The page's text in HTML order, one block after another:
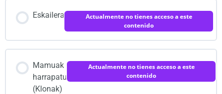
Eskailera
Actualmente no tienes acceso a este
contenido
Mamuak
harrapatu
(Klonak)
Actualmente no tienes acceso a este
contenido